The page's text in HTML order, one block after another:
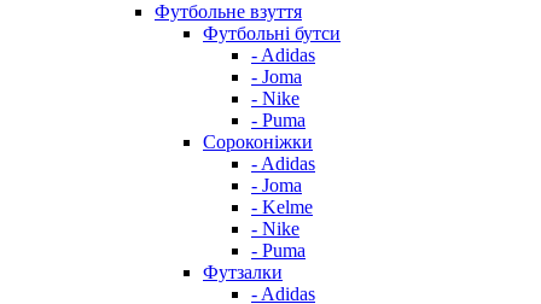
Футбольне взуття
Футбольні бутси
- Adidas
- Joma
- Nike
- Puma
Сороконіжки
- Adidas
- Joma
- Kelme
- Nike
- Puma
Футзалки
- Adidas